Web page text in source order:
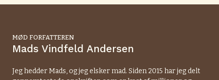
MØD FORFATTEREN
Mads Vindfeld Andersen
Jeg hedder Mads, og jeg elsker mad. Siden 2015 har jeg delt